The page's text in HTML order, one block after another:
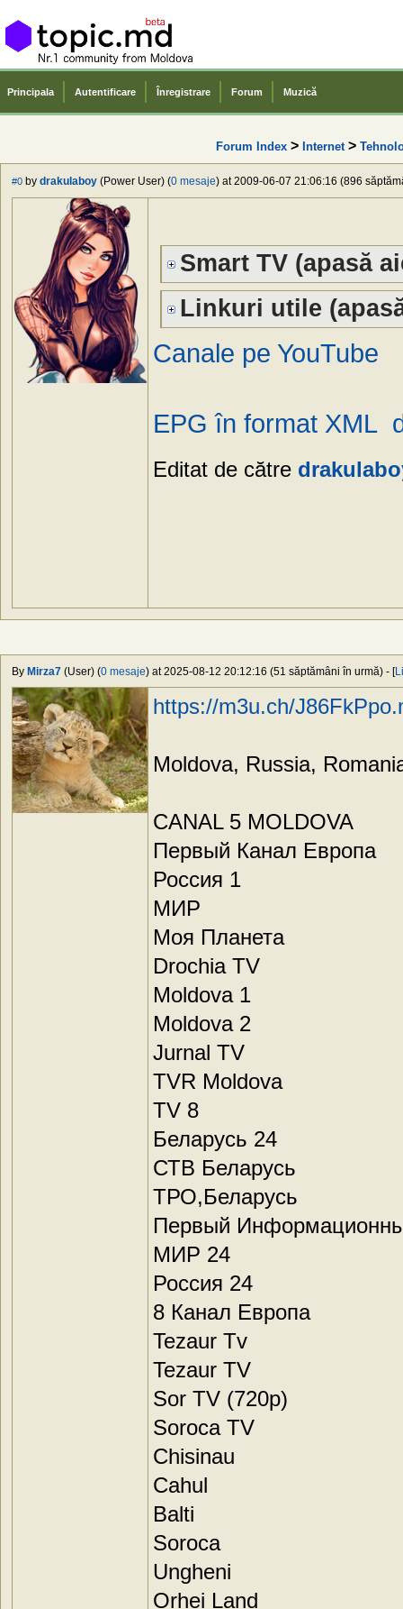
Principala Autentificare Înregistrare Forum Muzică
Forum Index> Internet>
#0 by drakulaboy (Power User) (0 mesaje) at 2009-06-07 21:06:16 (896
Smart TV (apasă
Linkuri utile
Canale pe YouTube
EPG în format XML
Editat de către
By Mirza7 (User) (0 mesaje) at 2025-08-12 20:12:16 (51 săptămâni în urmă) - [
https://m3u.ch/
Moldova, Russia,
CANAL 5 MOLDOVA
Первый Канал Европа
Россия 1
МИР
Моя Планета
Drochia TV
Moldova 1
Moldova 2
Jurnal TV
TVR Moldova
TV 8
Беларусь 24
СТВ Беларусь
ТРО,Беларусь
Первый
МИР 24
Россия 24
8 Канал Европа
Tezaur Tv
Tezaur TV
Sor TV (720p)
Soroca TV
Chisinau
Cahul
Balti
Soroca
Ungheni
Orhei Land